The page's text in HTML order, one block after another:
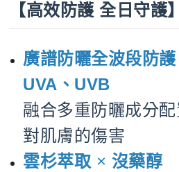
【高效防護 全日守
廣譜防曬全波段防
UVA、UVB
融合多重防曬成分
對肌膚的傷害
雲杉萃取 × 沒藥醇